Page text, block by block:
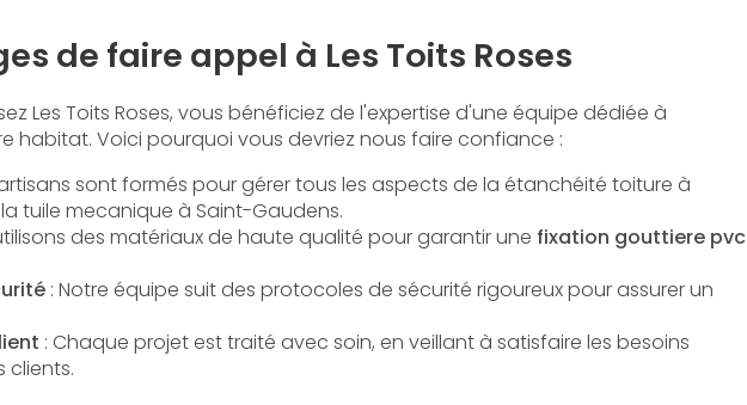
de faire appel à Les Toits Roses
Les Toits Roses, vous bénéficiez de l'expertise d'une équipe dédiée à
habitat. Voici pourquoi vous devriez nous faire confiance :
sont formés pour gérer tous les aspects de la étanchéité toiture à
tuile mecanique à Saint-Gaudens.
des matériaux de haute qualité pour garantir une fixation gouttiere pvc
: Notre équipe suit des protocoles de sécurité rigoureux pour assurer un
: Chaque projet est traité avec soin, en veillant à satisfaire les besoins
clients.